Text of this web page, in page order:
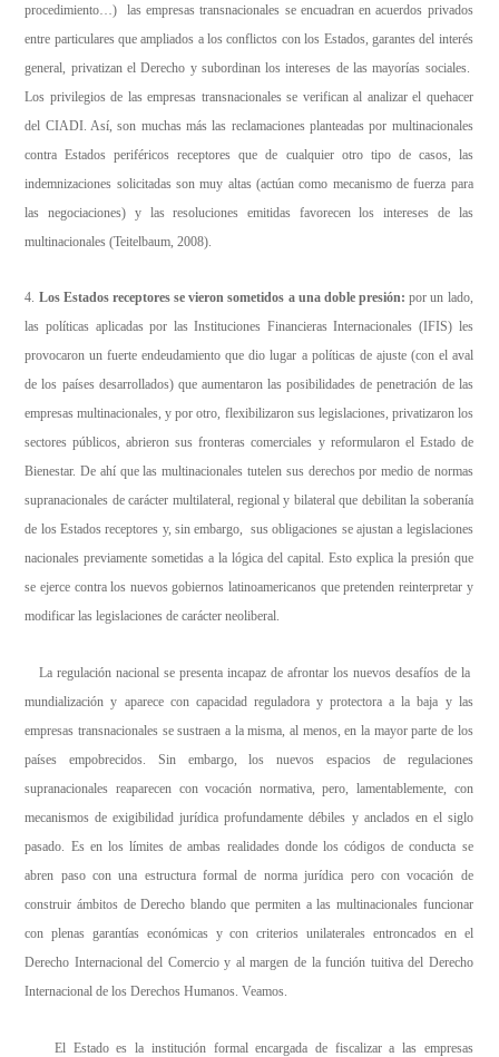
procedimiento…) las empresas transnacionales se encuadran en acuerdos privados
entre particulares que ampliados a los conflictos con los Estados, garantes del interés
general, privatizan el Derecho y subordinan los intereses de las mayorías sociales.
Los privilegios de las empresas transnacionales se verifican al analizar el quehacer
del CIADI. Así, son muchas más las reclamaciones planteadas por multinacionales
contra Estados periféricos receptores que de cualquier otro tipo de casos, las
indemnizaciones solicitadas son muy altas (actúan como mecanismo de fuerza para
las negociaciones) y las resoluciones emitidas favorecen los intereses de las
multinacionales (Teitelbaum, 2008).
4. Los Estados receptores se vieron sometidos a una doble presión: por un lado,
las políticas aplicadas por las Instituciones Financieras Internacionales (IFIS) les
provocaron un fuerte endeudamiento que dio lugar a políticas de ajuste (con el aval
de los países desarrollados) que aumentaron las posibilidades de penetración de las
empresas multinacionales, y por otro, flexibilizaron sus legislaciones, privatizaron los
sectores públicos, abrieron sus fronteras comerciales y reformularon el Estado de
Bienestar. De ahí que las multinacionales tutelen sus derechos por medio de normas
supranacionales de carácter multilateral, regional y bilateral que debilitan la soberanía
de los Estados receptores y, sin embargo, sus obligaciones se ajustan a legislaciones
nacionales previamente sometidas a la lógica del capital. Esto explica la presión que
se ejerce contra los nuevos gobiernos latinoamericanos que pretenden reinterpretar y
modificar las legislaciones de carácter neoliberal.
La regulación nacional se presenta incapaz de afrontar los nuevos desafíos de la
mundialización y aparece con capacidad reguladora y protectora a la baja y las
empresas transnacionales se sustraen a la misma, al menos, en la mayor parte de los
países empobrecidos. Sin embargo, los nuevos espacios de regulaciones
supranacionales reaparecen con vocación normativa, pero, lamentablemente, con
mecanismos de exigibilidad jurídica profundamente débiles y anclados en el siglo
pasado. Es en los límites de ambas realidades donde los códigos de conducta se
abren paso con una estructura formal de norma jurídica pero con vocación de
construir ámbitos de Derecho blando que permiten a las multinacionales funcionar
con plenas garantías económicas y con criterios unilaterales entroncados en el
Derecho Internacional del Comercio y al margen de la función tuitiva del Derecho
Internacional de los Derechos Humanos. Veamos.
El Estado es la institución formal encargada de fiscalizar a las empresas